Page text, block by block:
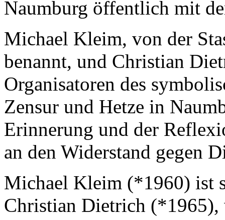
Naumburg öffentlich mit
Michael Kleim, von der
benannt, und Christian
Organisatoren des
Zensur und Hetze in
Erinnerung und der
an den Widerstand gegen
Michael Kleim (*1960) ist
Christian Dietrich (*1965),